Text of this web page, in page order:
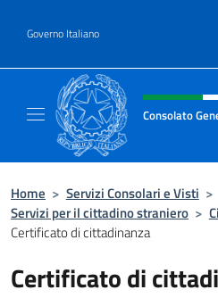
Governo Italiano
Intestazione sito,
Consolato
Home > Servizi Consolari e Visti >
Servizi per il cittadino straniero >
Certificato di cittadinanza
Certificato di